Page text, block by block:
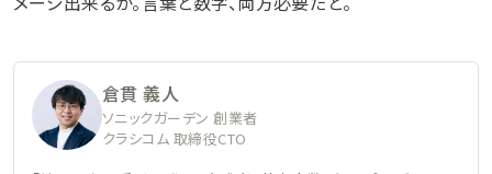
倉貫 義人
ソニックガーデン 創業者
クラシコム 取締役CTO